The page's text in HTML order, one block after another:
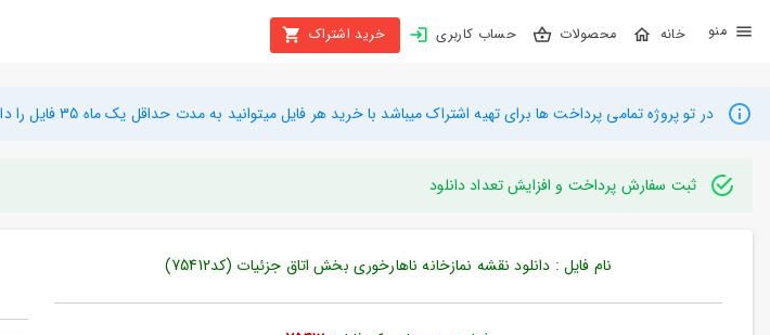
محصولات حساب کاربری خرید اشتراک
بستن
محصولات
اشتراک
در تو پروژه تمامی پرداخت ها برای تهیه اشتراک میباشد با خرید هر فایل میتوانید به مدت حداقل یک ماه 35 فایل را دانلود کنید
ثبت سفارش پرداخت و افزایش تعداد دانلود
نام فایل : دانلود نقشه نمازخانه ناهارخوری بخش اتاق جزئیات (کد75412)